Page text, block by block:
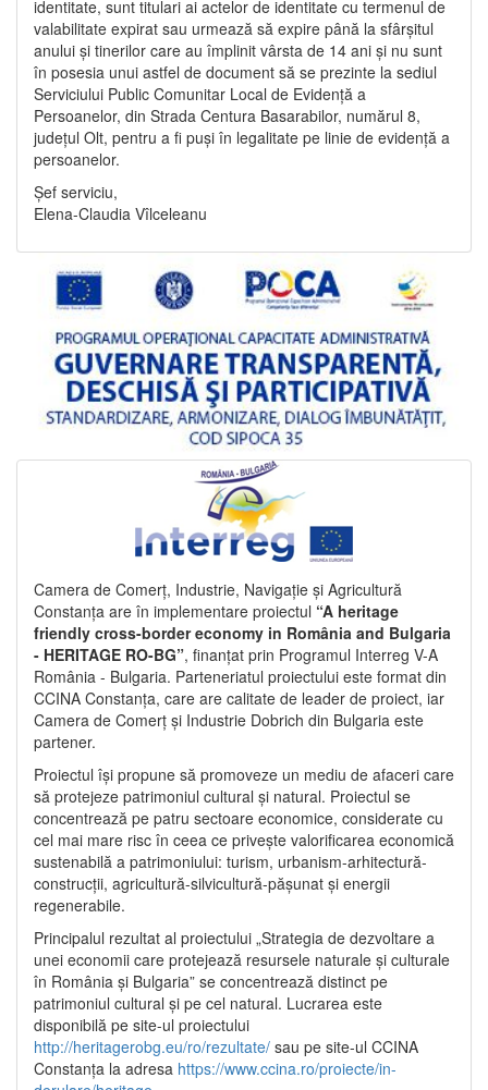
identitate, sunt titulari ai actelor de identitate cu termenul de
valabilitate expirat sau urmează să expire până la sfârșitul
anului și tinerilor care au împlinit vârsta de 14 ani și nu sunt
în posesia unui astfel de document să se prezinte la sediul
Serviciului Public Comunitar Local de Evidență a
Persoanelor, din Strada Centura Basarabilor, numărul 8,
județul Olt, pentru a fi puși în legalitate pe linie de evidență a
persoanelor.
Șef serviciu,
Elena-Claudia Vîlceleanu
Camera de Comerț, Industrie, Navigație și Agricultură
Constanța are în implementare proiectul “A heritage
friendly cross-border economy in România and Bulgaria
- HERITAGE RO-BG”, finanțat prin Programul Interreg V-A
România - Bulgaria. Parteneriatul proiectului este format din
CCINA Constanța, care are calitate de leader de proiect, iar
Camera de Comerț și Industrie Dobrich din Bulgaria este
partener.
Proiectul își propune să promoveze un mediu de afaceri care
să protejeze patrimoniul cultural și natural. Proiectul se
concentrează pe patru sectoare economice, considerate cu
cel mai mare risc în ceea ce privește valorificarea economică
sustenabilă a patrimoniului: turism, urbanism-arhitectură-
construcții, agricultură-silvicultură-pășunat și energii
regenerabile.
Principalul rezultat al proiectului „Strategia de dezvoltare a
unei economii care protejează resursele naturale și culturale
în România și Bulgaria” se concentrează distinct pe
patrimoniul cultural și pe cel natural. Lucrarea este
disponibilă pe site-ul proiectului
http://heritagerobg.eu/ro/rezultate/ sau pe site-ul CCINA
Constanța la adresa https://www.ccina.ro/proiecte/in-